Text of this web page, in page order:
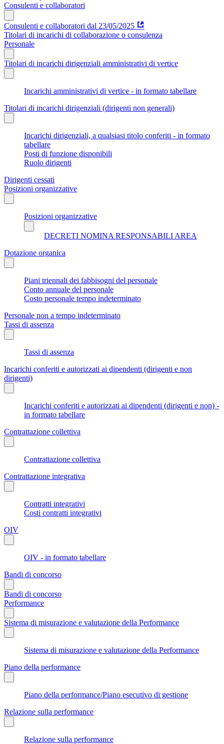
Consulenti e collaboratori
Consulenti e collaboratori dal 23/05/2025
Titolari di incarichi di collaborazione o consulenza
Personale
Titolari di incarichi dirigenziali amministrativi di vertice
Incarichi amministrativi di vertice - in formato tabellare
Titolari di incarichi dirigenziali (dirigenti non generali)
Incarichi dirigenziali, a qualsiasi titolo conferiti - in formato
tabellare
Posti di funzione disponibili
Ruolo dirigenti
Dirigenti cessati
Posizioni organizzative
Posizioni organizzative
DECRETI NOMINA RESPONSABILI AREA
Dotazione organica
Piani triennali dei fabbisogni del personale
Conto annuale del personale
Costo personale tempo indeterminato
Personale non a tempo indeterminato
Tassi di assenza
Tassi di assenza
Incarichi conferiti e autorizzati ai dipendenti (dirigenti e non
dirigenti)
Incarichi conferiti e autorizzati ai dipendenti (dirigenti e non) -
in formato tabellare
Contrattazione collettiva
Contrattazione collettiva
Contrattazione integrativa
Contratti integrativi
Costi contratti integrativi
OIV
OIV - in formato tabellare
Bandi di concorso
Bandi di concorso
Performance
Sistema di misurazione e valutazione della Performance
Sistema di misurazione e valutazione della Performance
Piano della performance
Piano della performance/Piano esecutivo di gestione
Relazione sulla performance
Relazione sulla performance